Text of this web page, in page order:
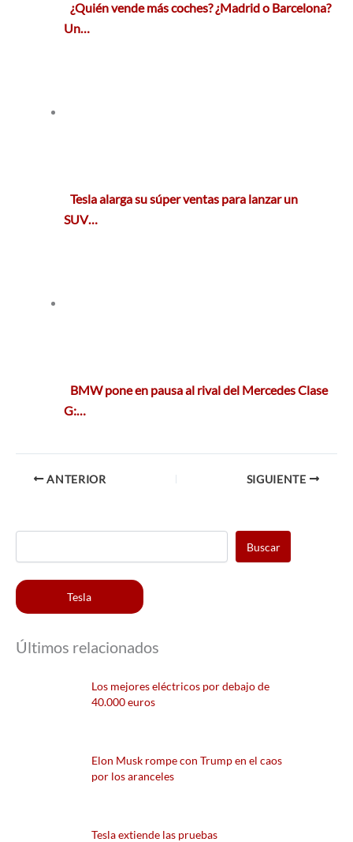
¿Quién vende más coches? ¿Madrid o Barcelona?
Un…
Tesla alarga su súper ventas para lanzar un
SUV…
BMW pone en pausa al rival del Mercedes Clase
G:…
ANTERIOR SIGUIENTE
Buscar
Tesla
Últimos relacionados
Los mejores eléctricos por debajo de
40.000 euros
Elon Musk rompe con Trump en el caos
por los aranceles
Tesla extiende las pruebas